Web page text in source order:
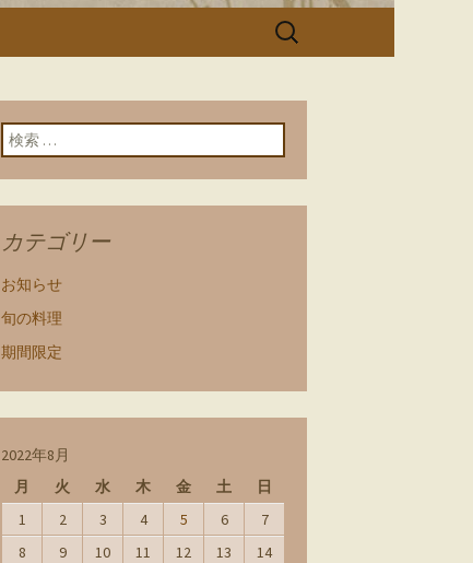
検
検索:
カテゴリー
お知らせ
旬の料理
期間限定
2022年8月
月
火 水 木 金 土 日
1 2 3 4 5 6
7
8
9 10 11 12 13
14